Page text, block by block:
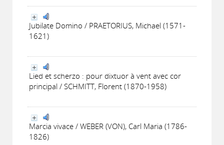
Jubilate Domino / PRAETORIUS, Michael (1571-
1621)
Lied et scherzo : pour dixtuor à vent avec cor
principal / SCHMITT, Florent (1870-1958)
Marcia vivace / WEBER (VON), Carl Maria (1786-
1826)